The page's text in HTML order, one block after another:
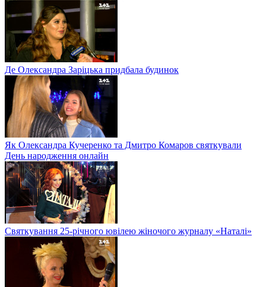
Де Олександра Заріцька придбала будинок
Як Олександра Кучеренко та Дмитро Комаров святкували
День народження онлайн
Святкування 25-річного ювілею жіночого журналу «Наталі»